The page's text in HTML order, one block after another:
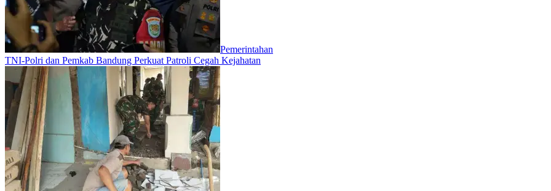
Pemerintahan
TNI-Polri dan Pemkab Bandung Perkuat Patroli Cegah Kejahatan